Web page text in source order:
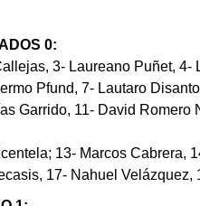
0:
3- Laureano Puñet, 4-
Pfund, 7- Lautaro
Garrido, 11- David Romero
13- Marcos Cabrera,
17- Nahuel Velázquez,